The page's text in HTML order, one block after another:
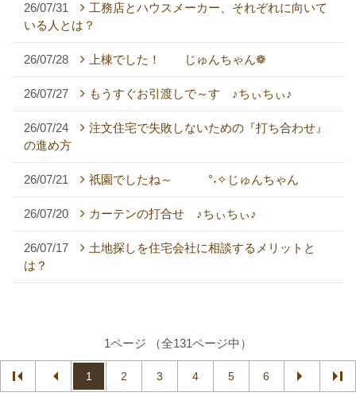
26/07/31
工務店とハウスメーカー、それぞれに向いて
いる人とは？
26/07/28 上棟でした！ じゅんちゃん❁
26/07/27 もうすぐお引渡しで～す ♪ちぃちぃ♪
26/07/24
注文住宅で失敗しないための『打ち合わせ』
の進め方
26/07/21 祇園でしたね～ °˖✧じゅんちゃん
26/07/20 カーテンの打合せ ♪ちぃちぃ♪
26/07/17
土地探しを住宅会社に相談するメリットと
は？
1ページ （全131ページ中）
1 2 3 4 5 6